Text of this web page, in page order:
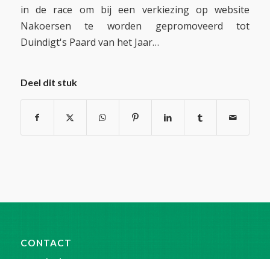
in de race om bij een verkiezing op website
Nakoersen te worden gepromoveerd tot
Duindigt's Paard van het Jaar…
Deel dit stuk
CONTACT